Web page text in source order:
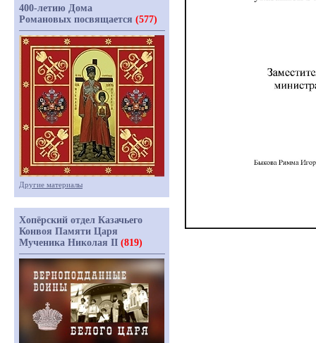
400-летию Дома
Романовых посвящается (577)
Другие материалы
Хопёрский отдел Казачьего
Конвоя Памяти Царя
Мученика Николая II (819)